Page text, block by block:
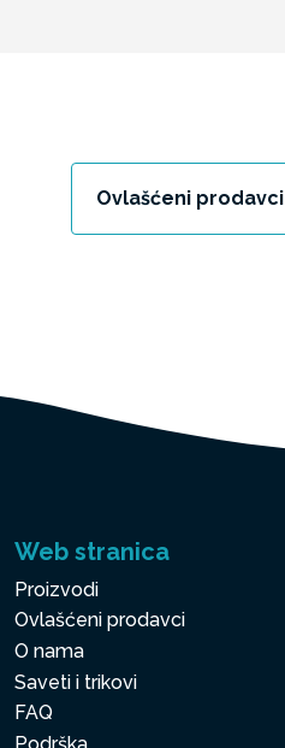
Ovlašćeni prodavci
Web stranica
Proizvodi
Ovlašćeni prodavci
O nama
Saveti i trikovi
FAQ